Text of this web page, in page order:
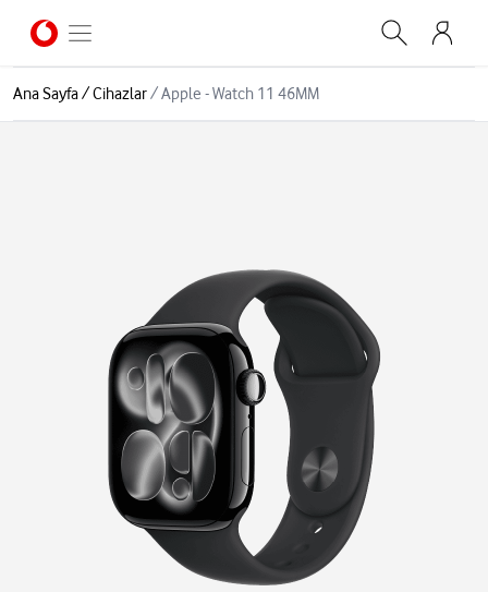
Ana Sayfa/Cihazlar/Apple - Watch 11 46MM